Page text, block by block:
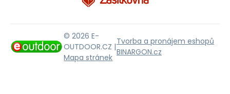
© 2026 E-
OUTDOOR.CZ |
Mapa stránek
Tvorba a pronájem eshopů
BINARGON.cz